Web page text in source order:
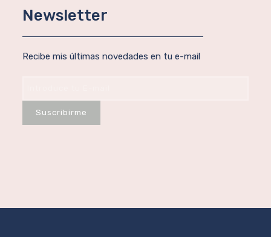
Newsletter
Recibe mis últimas novedades en tu e-mail